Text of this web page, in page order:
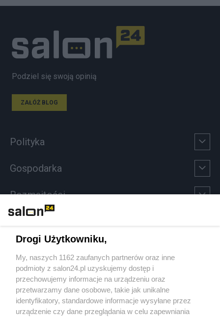
Podziel się swoją opinią
ZAŁÓŻ BLOG
Polityka
Gospodarka
Rozmaitości
Sport
Społeczeństwo
Kultura
Drogi Użytkowniku,
My, naszych 1162 zaufanych partnerów oraz inne
podmioty z salon24.pl uzyskujemy dostęp i
przechowujemy informacje na urządzeniu oraz
przetwarzamy dane osobowe, takie jak unikalne
identyfikatory, standardowe informacje wysyłane przez
urządzenie czy dane przeglądania w celu zapewniania